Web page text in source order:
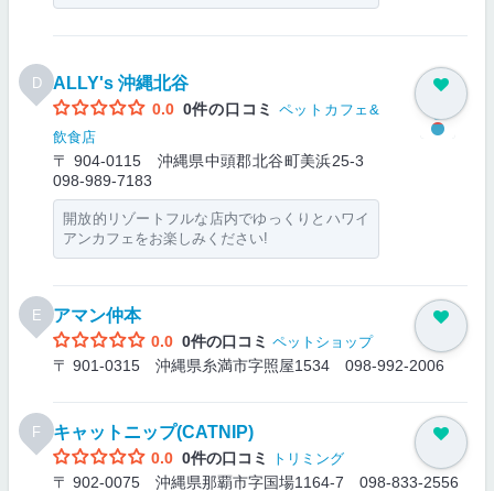
D ALLY's 沖縄北谷
0.0 0件の口コミ
ペットカフェ&
飲食店
〒 904-0115 沖縄県中頭郡北谷町美浜25-3
098-989-7183
開放的リゾートフルな店内でゆっくりとハワイ
アンカフェをお楽しみください!
E アマン仲本
0.0 0件の口コミ ペットショップ
〒 901-0315 沖縄県糸満市字照屋1534 098-992-2006
F キャットニップ(CATNIP)
0.0 0件の口コミ トリミング
〒 902-0075 沖縄県那覇市字国場1164-7 098-833-2556